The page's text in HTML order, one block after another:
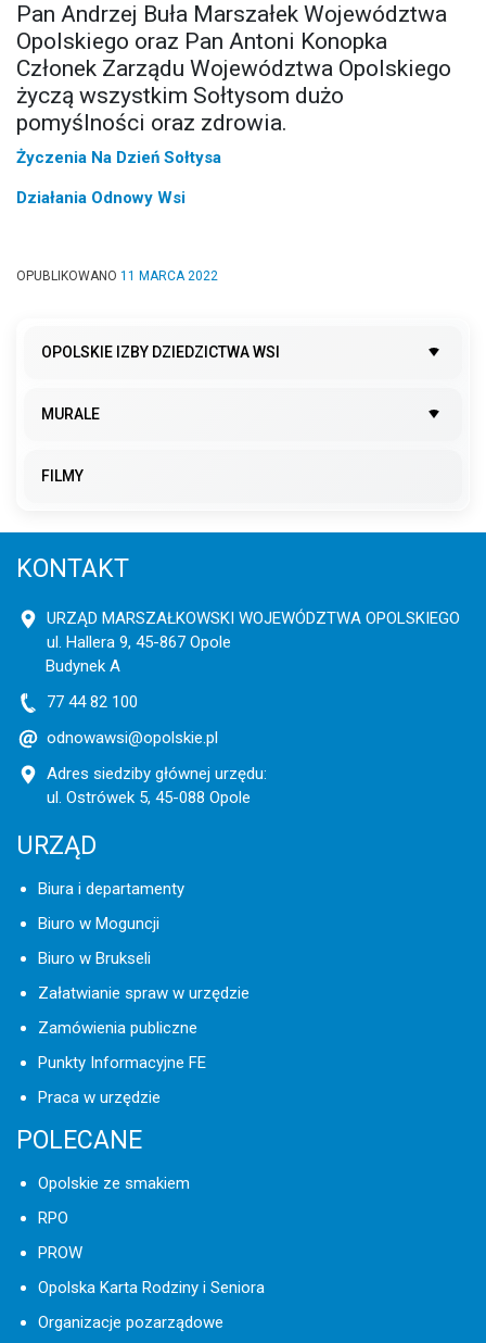
Pan Andrzej Buła Marszałek Województwa
Opolskiego oraz Pan Antoni Konopka
Członek Zarządu Województwa Opolskiego
życzą wszystkim Sołtysom dużo
pomyślności oraz zdrowia.
Życzenia Na Dzień Sołtysa
Działania Odnowy Wsi
OPUBLIKOWANO 11 MARCA 2022
OPOLSKIE IZBY DZIEDZICTWA WSI
MURALE
FILMY
KONTAKT
URZĄD MARSZAŁKOWSKI WOJEWÓDZTWA OPOLSKIEGO
ul. Hallera 9, 45-867 Opole
Budynek A
77 44 82 100
odnowawsi@opolskie.pl
Adres siedziby głównej urzędu:
ul. Ostrówek 5, 45-088 Opole
URZĄD
Biura i departamenty
Biuro w Moguncji
Biuro w Brukseli
Załatwianie spraw w urzędzie
Zamówienia publiczne
Punkty Informacyjne FE
Praca w urzędzie
POLECANE
Opolskie ze smakiem
RPO
PROW
Opolska Karta Rodziny i Seniora
Organizacje pozarządowe